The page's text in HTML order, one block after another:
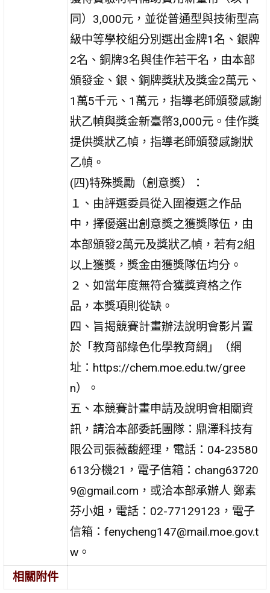
同）3,000元，並從普通型與技術型高
級中等學校組分別選出金牌1名、銀牌
2名、銅牌3名與佳作若干名，由本部
頒發金、銀、銅牌獎狀及獎金2萬元、
1萬5千元、1萬元，指導老師頒發感謝
狀乙幀與獎金新臺幣3,000元。佳作獎
提供獎狀乙幀，指導老師頒發感謝狀
乙幀。
(四)特殊獎勵（創意獎）：
１、由評選委員從入圍複選之作品
中，擇優選出創意獎之獲獎隊伍，由
本部頒發2萬元及獎狀乙幀，若有2組
以上獲獎，獎金由獲獎隊伍均分。
２、如當年度無符合獲獎資格之作
品，本獎項則從缺。
四、旨揭競賽計畫辦法說明會影片置
於「教育部綠色化學教育網」（網
址：https://chem.moe.edu.tw/gree
n）。
五、本競賽計畫申請及說明會相關資
訊，請洽本部委託團隊：鼎澤科技有
限公司張薇馥經理，電話：04-23580
613分機21，電子信箱：chang63720
9@gmail.com，或洽本部承辦人 鄭素
芬小姐，電話：02-77129123，電子
信箱：fenycheng147@mail.moe.gov.t
w。
相關附件